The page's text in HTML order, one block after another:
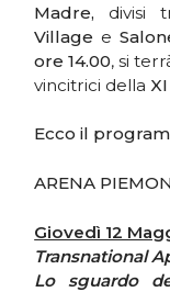
Madre, divisi
Village e
ore 14.00, si
vincitrici della
Ecco il
ARENA
Giovedì 12
Transnational
Lo sguardo